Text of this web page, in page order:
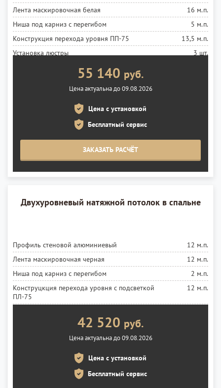
Лента маскировочная белая
16 м.п.
Ниша под карниз с перегибом
5 м.п.
Конструкция перехода уровня ПП-75
13,5 м.п.
Установка люстры
3 шт.
Установка точечных светильников
Полотно белое глянцевое MSD Premium
55 140 руб.
Цена актуальна до 09.08.2026
Цена с установкой
Бесплатный сервис
ЗАКАЗАТЬ РАСЧЁТ
Двухуровневый натяжной потолок в спальне
Профиль стеновой алюминиевый
12 м.п.
Лента маскировочная черная
12 м.п.
Ниша под карниз с перегибом
2 м.п.
Конструцкция перехода уровня с подсветкой
ПЛ-75
12 м.п.
Платформа закладная под люстру
Полотно белое матовое MSD Premium
42 520 руб.
Цена актуальна до 09.08.2026
Цена с установкой
Бесплатный сервис